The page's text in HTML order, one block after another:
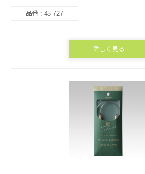
品番 : 45-727
詳しく見る